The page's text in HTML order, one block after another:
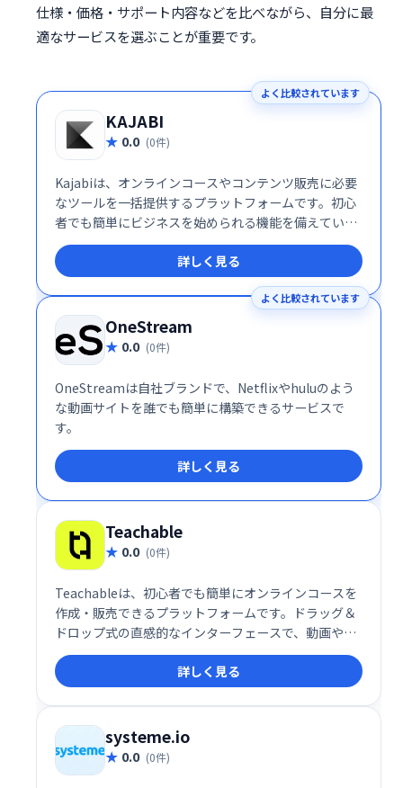
仕様・価格・サポート内容などを比べながら、自分に最
適なサービスを選ぶことが重要です。
よく比較されています
KAJABI
0.0 (0件)
Kajabiは、オンラインコースやコンテンツ販売に必要
なツールを一括提供するプラットフォームです。初心
者でも簡単にビジネスを始められる機能を備えていま
す。
詳しく見る
よく比較されています
OneStream
0.0 (0件)
OneStreamは自社ブランドで、Netflixやhuluのよう
な動画サイトを誰でも簡単に構築できるサービスで
す。
詳しく見る
Teachable
0.0 (0件)
Teachableは、初心者でも簡単にオンラインコースを
作成・販売できるプラットフォームです。ドラッグ＆
ドロップ式の直感的なインターフェースで、動画やク
イズなどを自由に組み込み、プロフェッショナルなコ
ースを制作できます。高い自由度と柔軟性を備え、幅
広い学習ニーズに対応します。多くの利用者に支持さ
れ、オンライン教育ビジネスを始める最適な選択肢で
す。
詳しく見る
systeme.io
0.0 (0件)